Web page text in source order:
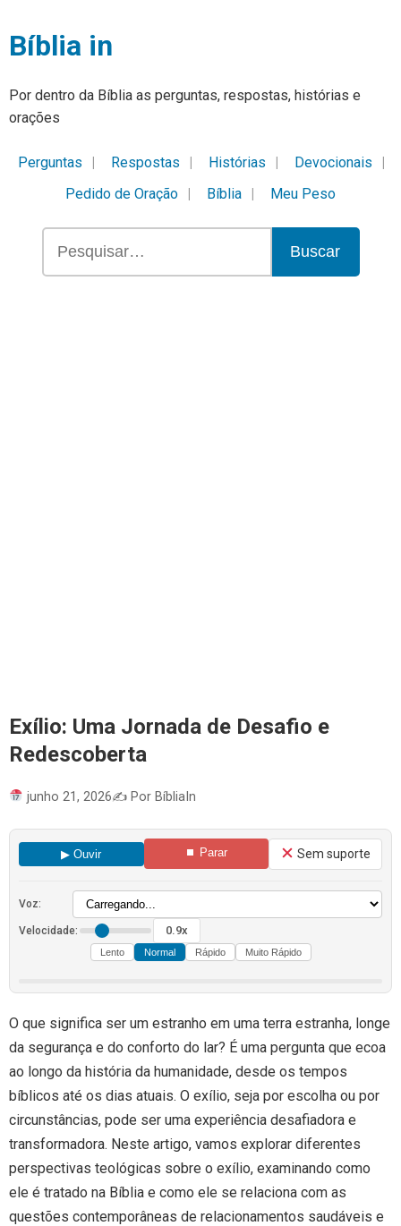
Bíblia in
Por dentro da Bíblia as perguntas, respostas, histórias e
orações
Perguntas Respostas Histórias
Devocionais
Pedido de Oração
Bíblia Meu Peso
Buscar
Exílio: Uma Jornada de Desafio e
Redescoberta
junho 21, 2026✍️ Por BíbliaIn
▶ Ouvir ⏹ Parar Sem suporte
Voz:
Velocidade: 0.9x
Lento Normal Rápido Muito Rápido
O que significa ser um estranho em uma terra estranha, longe
da segurança e do conforto do lar? É uma pergunta que ecoa
ao longo da história da humanidade, desde os tempos
bíblicos até os dias atuais. O exílio, seja por escolha ou por
circunstâncias, pode ser uma experiência desafiadora e
transformadora. Neste artigo, vamos explorar diferentes
perspectivas teológicas sobre o exílio, examinando como
ele é tratado na Bíblia e como ele se relaciona com as
questões contemporâneas de relacionamentos saudáveis e